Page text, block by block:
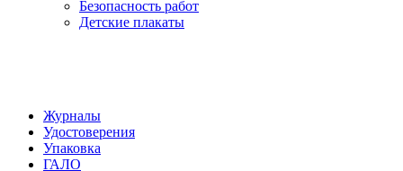
Безопасность работ
Детские плакаты
Журналы
Удостоверения
Упаковка
ГАЛО